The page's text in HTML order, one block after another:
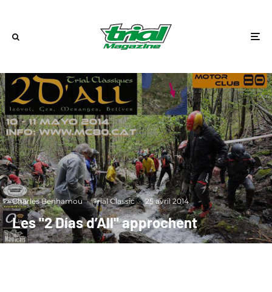
Charles Benhamou · Trial Classic · 25 avril 2014
Les "2 Días d’All" approchent